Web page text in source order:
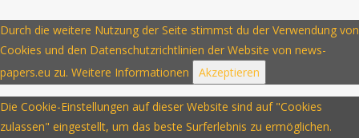
Durch die weitere Nutzung der Seite stimmst du der Verwendung von
Cookies und den Datenschutzrichtlinien der Website von news-
papers.eu zu. Weitere Informationen Akzeptieren
Die Cookie-Einstellungen auf dieser Website sind auf "Cookies
zulassen" eingestellt, um das beste Surferlebnis zu ermöglichen.